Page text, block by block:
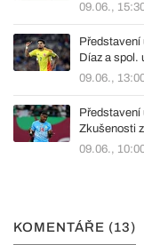
09.06.,
Představení
Díaz a spol.
09.06.,
Představení
Zkušenosti
09.06.,
KOMENTÁŘE (13)